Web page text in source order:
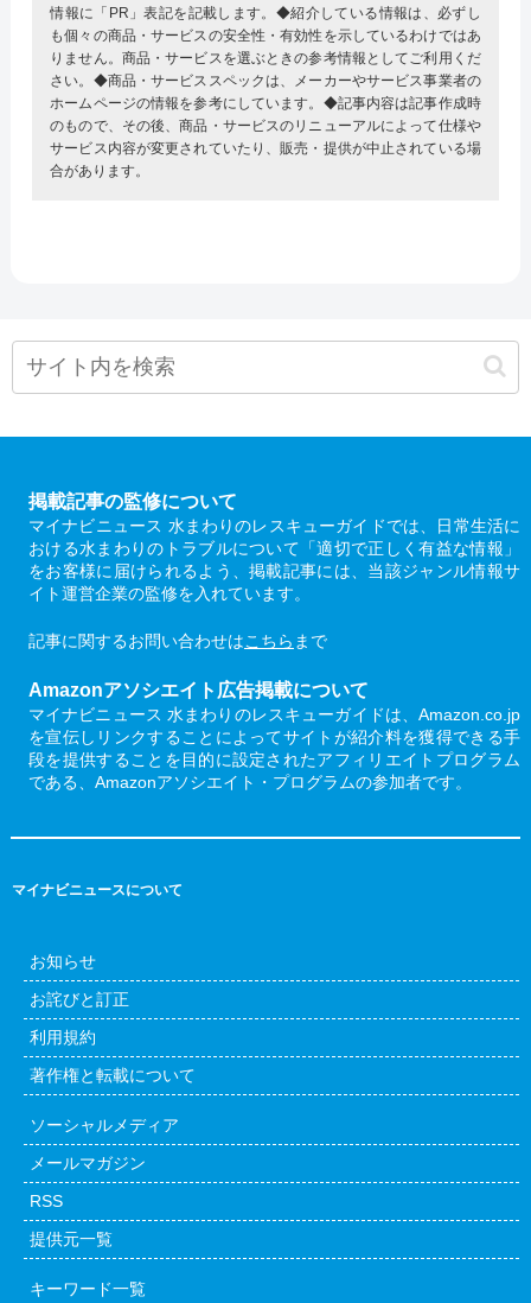
情報に「PR」表記を記載します。◆紹介している情報は、必ずし
も個々の商品・サービスの安全性・有効性を示しているわけではあ
りません。商品・サービスを選ぶときの参考情報としてご利用くだ
さい。◆商品・サービススペックは、メーカーやサービス事業者の
ホームページの情報を参考にしています。◆記事内容は記事作成時
のもので、その後、商品・サービスのリニューアルによって仕様や
サービス内容が変更されていたり、販売・提供が中止されている場
合があります。
掲載記事の監修について
マイナビニュース 水まわりのレスキューガイドでは、日常生活に
おける水まわりのトラブルについて「適切で正しく有益な情報」
をお客様に届けられるよう、掲載記事には、当該ジャンル情報サ
イト運営企業の監修を入れています。
記事に関するお問い合わせはこちら まで
Amazonアソシエイト広告掲載について
マイナビニュース 水まわりのレスキューガイドは、Amazon.co.jp
を宣伝しリンクすることによってサイトが紹介料を獲得できる手
段を提供することを目的に設定されたアフィリエイトプログラム
である、Amazonアソシエイト・プログラムの参加者です。
マイナビニュースについて
お知らせ
お詫びと訂正
利用規約
著作権と転載について
ソーシャルメディア
メールマガジン
RSS
提供元一覧
キーワード一覧